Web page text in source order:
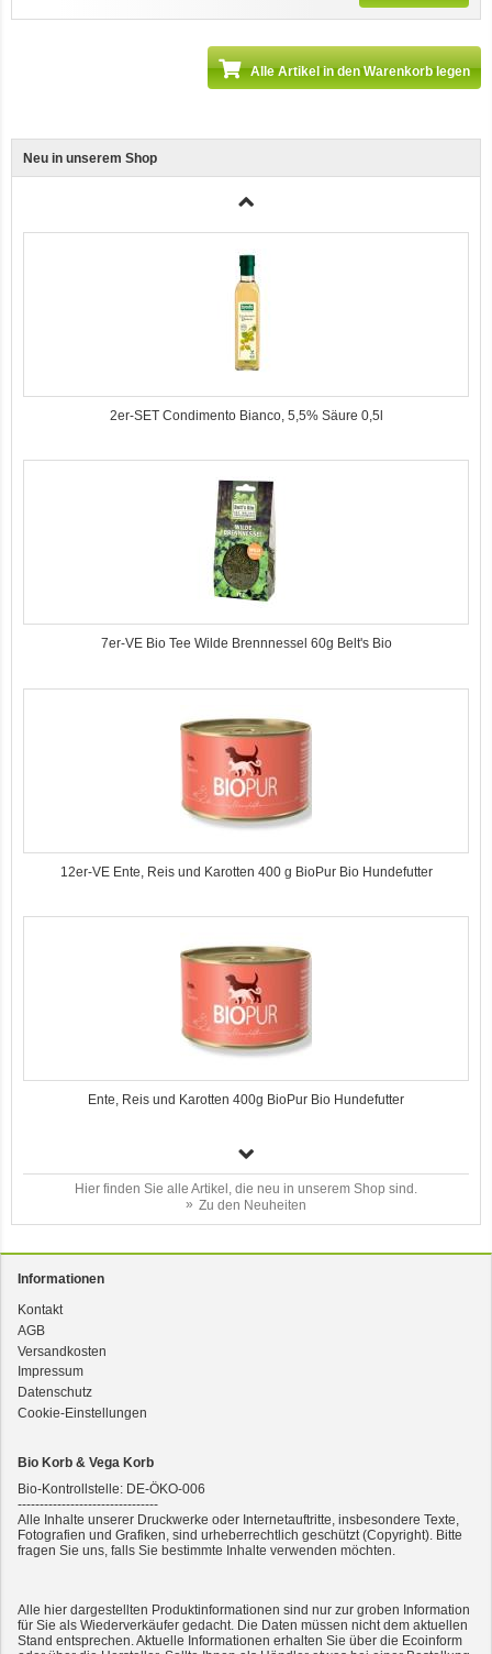
Neu in unserem Shop
2er-SET Condimento Bianco, 5,5% Säure 0,5l
7er-VE Bio Tee Wilde Brennnessel 60g Belt's Bio
12er-VE Ente, Reis und Karotten 400 g BioPur Bio Hundefutter
Ente, Reis und Karotten 400g BioPur Bio Hundefutter
3er-SET Bio Sticks Soft (weiche Hundeleckerli) Huhn 150g Dog's Love
2er-SET Condimento Bianco, 5,5% Säure 0,5l
Hier finden Sie alle Artikel, die neu in unserem Shop sind.
Zu den Neuheiten
Alle Artikel in den Warenkorb legen
Informationen
Kontakt
AGB
Versandkosten
Impressum
Datenschutz
Cookie-Einstellungen
Bio Korb & Vega Korb
Bio-Kontrollstelle: DE-ÖKO-006
--------------------------------
Alle Inhalte unserer Druckwerke oder Internetauftritte, insbesondere Texte,
Fotografien und Grafiken, sind urheberrechtlich geschützt (Copyright). Bitte
fragen Sie uns, falls Sie bestimmte Inhalte verwenden möchten.
Alle hier dargestellten Produktinformationen sind nur zur groben Information
für Sie als Wiederverkäufer gedacht. Die Daten müssen nicht dem aktuellen
Stand entsprechen. Aktuelle Informationen erhalten Sie über die Ecoinform